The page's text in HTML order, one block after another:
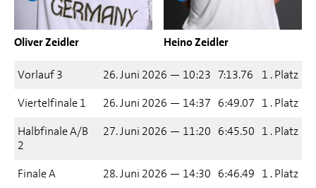
Oliver Zeidler Heino Zeidler
Vorlauf 3 26. Juni 2026 — 10:23 7:13.76
1 . Platz
Viertelfinale 1
26. Juni 2026 — 14:37 6:49.07 1 . Platz
Halbfinale A/B
2
27. Juni 2026 — 11:20 6:45.50 1 . Platz
Finale A 28. Juni 2026 — 14:30 6:46.49 1 . Platz